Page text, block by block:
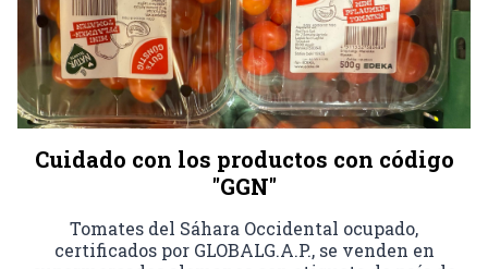
Cuidado con los productos con código
"GGN"
Tomates del Sáhara Occidental ocupado,
certificados por GLOBALG.A.P., se venden en